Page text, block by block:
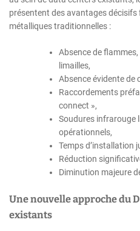
présentent des avantages
métalliques traditionnelles :
Absence de flammes,
limailles,
Absence évidente de
Raccordements
connect »,
Soudures infrarouge
opérationnels,
Temps d’installation
Réduction
Diminution majeure
Une nouvelle approche du
existants